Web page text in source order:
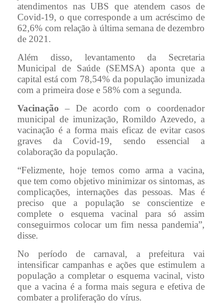
atendimentos nas UBS que atendem casos de
Covid-19, o que corresponde a um acréscimo de
62,6% com relação à última semana de dezembro
de 2021.
Além disso, levantamento da Secretaria
Municipal de Saúde (SEMSA) aponta que a
capital está com 78,54% da população imunizada
com a primeira dose e 58% com a segunda.
Vacinação – De acordo com o coordenador
municipal de imunização, Romildo Azevedo, a
vacinação é a forma mais eficaz de evitar casos
graves da Covid-19, sendo essencial a
colaboração da população.
“Felizmente, hoje temos como arma a vacina,
que tem como objetivo minimizar os sintomas, as
complicações, internações das pessoas. Mas é
preciso que a população se conscientize e
complete o esquema vacinal para só assim
conseguirmos colocar um fim nessa pandemia”,
disse.
No período de carnaval, a prefeitura vai
intensificar campanhas e ações que estimulem a
população a completar o esquema vacinal, visto
que a vacina é a forma mais segura e efetiva de
combater a proliferação do vírus.